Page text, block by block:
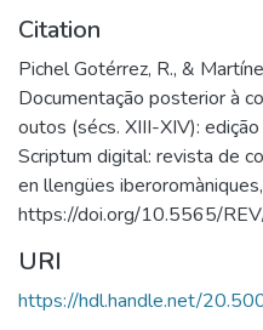
Citation
Pichel Gotérrez, R., &
Documentação posterior à
outos (sécs. XIII-XIV):
Scriptum digital: revista de
en llengües
https://doi.org/10.5565/
URI
https://hdl.handle.net/